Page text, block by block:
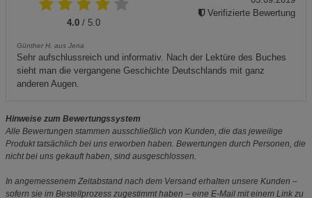
4.0 / 5.0
Günther H. aus Jena
Sehr aufschlussreich und informativ. Nach der Lektüre des Buches
sieht man die vergangene Geschichte Deutschlands mit ganz
anderen Augen.
Verifizierte Bewertung
Hinweise zum Bewertungssystem
Alle Bewertungen stammen ausschließlich von Kunden, die das jeweilige
Produkt tatsächlich bei uns erworben haben. Bewertungen durch Personen, die
nicht bei uns gekauft haben, sind ausgeschlossen.
In angemessenem Zeitabstand nach dem Versand erhalten unsere Kunden –
sofern sie im Bestellprozess zugestimmt haben – eine E-Mail mit einem Link zu